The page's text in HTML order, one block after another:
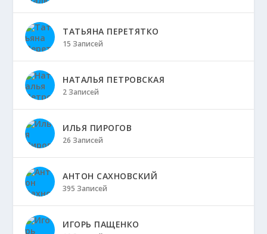
ТАТЬЯНА ПЕРЕТЯТКО
15 Записей
НАТАЛЬЯ ПЕТРОВСКАЯ
2 Записей
ИЛЬЯ ПИРОГОВ
26 Записей
АНТОН САХНОВСКИЙ
395 Записей
ИГОРЬ ПАЩЕНКО